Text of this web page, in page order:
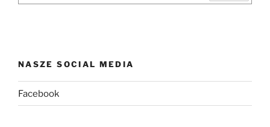
NASZE SOCIAL MEDIA
Facebook